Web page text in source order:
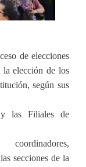
de elecciones
elección de los
según sus
y las Filiales de
secciones de la